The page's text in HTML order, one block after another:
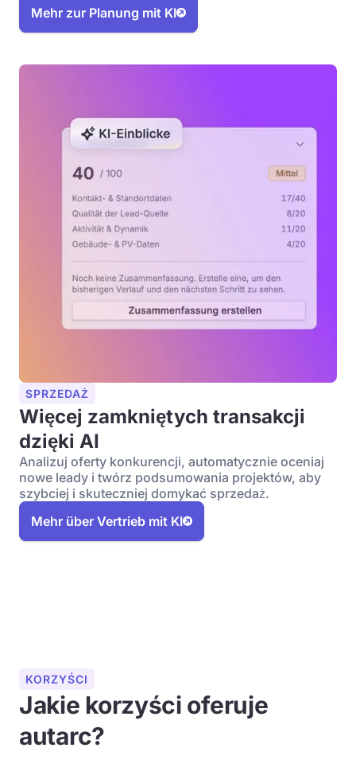
Mehr zur Planung mit KI
SPRZEDAŻ
Więcej zamkniętych transakcji
dzięki AI
Analizuj oferty konkurencji, automatycznie oceniaj
nowe leady i twórz podsumowania projektów, aby
szybciej i skuteczniej domykać sprzedaż.
Mehr über Vertrieb mit KI
KORZYŚCI
Jakie korzyści oferuje
autarc?